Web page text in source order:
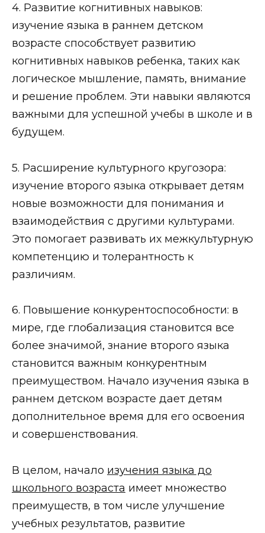
4. Развитие когнитивных навыков:
изучение языка в раннем детском
возрасте способствует развитию
когнитивных навыков ребенка, таких как
логическое мышление, память, внимание
и решение проблем. Эти навыки являются
важными для успешной учебы в школе и в
будущем.
5. Расширение культурного кругозора:
изучение второго языка открывает детям
новые возможности для понимания и
взаимодействия с другими культурами.
Это помогает развивать их межкультурную
компетенцию и толерантность к
различиям.
6. Повышение конкурентоспособности: в
мире, где глобализация становится все
более значимой, знание второго языка
становится важным конкурентным
преимуществом. Начало изучения языка в
раннем детском возрасте дает детям
дополнительное время для его освоения
и совершенствования.
В целом, начало изучения языка до
школьного возраста имеет множество
преимуществ, в том числе улучшение
учебных результатов, развитие